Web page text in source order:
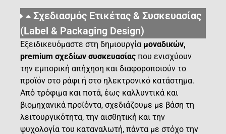
Σχεδιασμός Ετικέτας & Συσκευασίας
(Label & Packaging Design)
Εξειδικευόμαστε στη δημιουργία μοναδικών,
premium σχεδίων συσκευασίας που ενισχύουν
την εμπορική απήχηση και διαφοροποιούν το
προϊόν στο ράφι ή στο ηλεκτρονικό κατάστημα.
Από τρόφιμα και ποτά, έως καλλυντικά και
βιομηχανικά προϊόντα, σχεδιάζουμε με βάση τη
λειτουργικότητα, την αισθητική και την
ψυχολογία του καταναλωτή, πάντα με στόχο την